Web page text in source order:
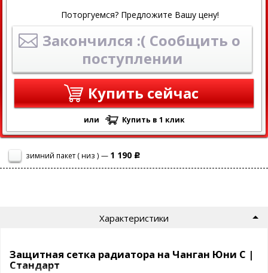
Поторгуемся? Предложите Вашу цену!
Закончился :( Сообщить о
поступлении
Купить сейчас
или Купить в 1 клик
зимний пакет ( низ ) — 1 190 Р
Характеристики
Защитная сетка радиатора на Чанган Юни С |
Стандарт